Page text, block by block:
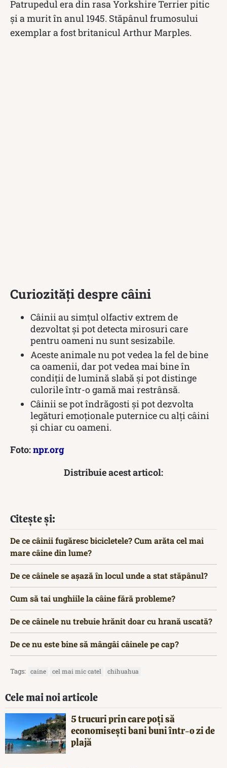
Patrupedul era din rasa Yorkshire Terrier pitic
și a murit în anul 1945. Stăpânul frumosului
exemplar a fost britanicul Arthur Marples.
Curiozități despre câini
Câinii au simțul olfactiv extrem de
dezvoltat și pot detecta mirosuri care
pentru oameni nu sunt sesizabile.
Aceste animale nu pot vedea la fel de bine
ca oamenii, dar pot vedea mai bine în
condiții de lumină slabă și pot distinge
culorile într-o gamă mai restrânsă.
Câinii se pot îndrăgosti și pot dezvolta
legături emoționale puternice cu alți câini
și chiar cu oameni.
Foto:npr.org
Distribuie acest articol:
Citește și:
De ce câinii fugăresc bicicletele? Cum arăta cel mai
mare câine din lume?
De ce câinele se așază în locul unde a stat stăpânul?
Cum să tai unghiile la câine fără probleme?
De ce câinele nu trebuie hrănit doar cu hrană uscată?
De ce nu este bine să mângâi câinele pe cap?
Tags: caine cel mai mic catel chihuahua
Cele mai noi articole
5 trucuri prin care poți să
economisești bani buni într-o zi de
plajă